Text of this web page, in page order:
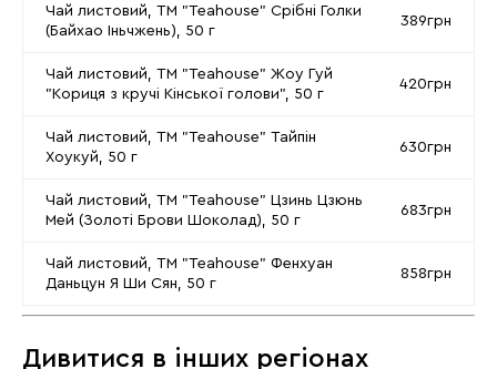
Чай листовий, ТМ "Teahouse" Срібні Голки
(Байхао Іньчжень), 50 г
389грн
Чай листовий, ТМ "Teahouse" Жоу Гуй
"Кориця з кручі Кінської голови", 50 г
420грн
Чай листовий, ТМ "Teahouse" Тайпін
Хоукуй, 50 г
630грн
Чай листовий, ТМ "Teahouse" Цзинь Цзюнь
Мей (Золоті Брови Шоколад), 50 г
683грн
Чай листовий, ТМ "Teahouse" Фенхуан
Даньцун Я Ши Сян, 50 г
858грн
Дивитися в інших регіонах